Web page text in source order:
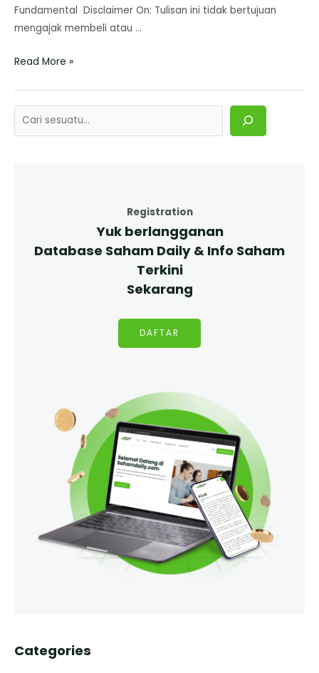
Fundamental Disclaimer On: Tulisan ini tidak bertujuan
mengajak membeli atau …
Read More »
Registration
Yuk berlangganan
Database Saham Daily & Info Saham
Terkini
Sekarang
DAFTAR
Categories